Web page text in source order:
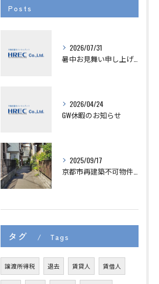
Posts
2026/07/31
暑中お見舞い申し上げます。
2026/04/24
GW休暇のお知らせ
2025/09/17
タグ Tags
譲渡所得税 退去 賃貸人 賃借人